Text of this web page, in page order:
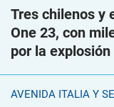
Tres chilenos y
One 23, con
por la
AVENIDA ITALIA Y